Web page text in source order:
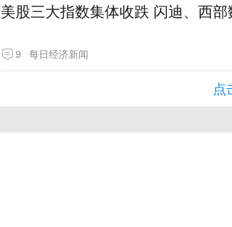
美股三大指数集体收跌 闪迪、西
9 每日经济新闻
点